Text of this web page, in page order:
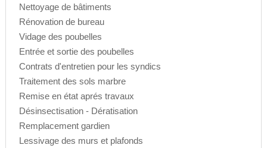
Nettoyage de bâtiments
Rénovation de bureau
Vidage des poubelles
Entrée et sortie des poubelles
Contrats d'entretien pour les syndics
Traitement des sols marbre
Remise en état aprés travaux
Désinsectisation - Dératisation
Remplacement gardien
Lessivage des murs et plafonds